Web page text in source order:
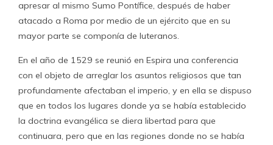
apresar al mismo Sumo Pontífice, después de haber
atacado a Roma por medio de un ejército que en su
mayor parte se componía de luteranos.
En el año de 1529 se reunió en Espira una conferencia
con el objeto de arreglar los asuntos religiosos que tan
profundamente afectaban el imperio, y en ella se dispuso
que en todos los lugares donde ya se había establecido
la doctrina evangélica se diera libertad para que
continuara, pero que en las regiones donde no se había